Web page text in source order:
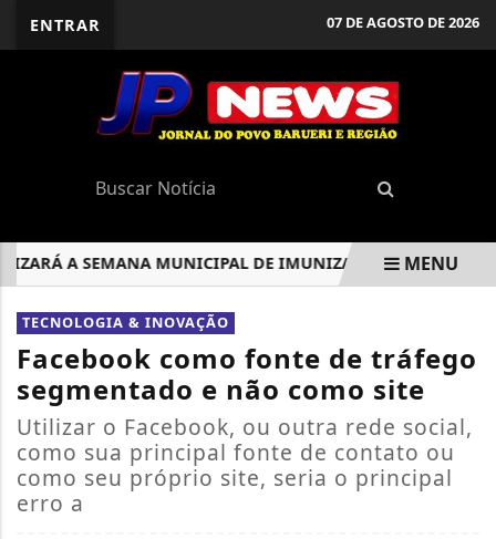
ENTRAR 07 DE AGOSTO DE 2026
A SEMANA MUNICIPAL DE IMUNIZAÇÃO DE 16 A 20 DE
EM ALTA
MENU
TECNOLOGIA & INOVAÇÃO
Facebook como fonte de tráfego
segmentado e não como site
Utilizar o Facebook, ou outra rede social,
como sua principal fonte de contato ou
como seu próprio site, seria o principal
erro a